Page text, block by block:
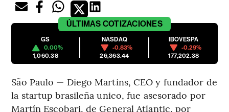
ÚLTIMAS COTIZACIONES
GS
0.00%
1,060.38
NASDAQ
-0.83%
26,363.44
IBOVESPA
-0.29%
177,202.38
São Paulo — Diego Martins, CEO y fundador de
la startup brasileña unico, fue asesorado por
Martín Escobari, de General Atlantic, por